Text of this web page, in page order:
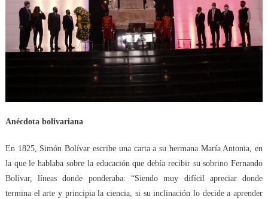
Anécdota bolivariana
En 1825, Simón Bolívar escribe una carta a su hermana María Antonia, en
la que le hablaba sobre la educación que debía recibir su sobrino Fernando
Bolívar, líneas donde ponderaba: “Siendo muy difícil apreciar donde
termina el arte y principia la ciencia, si su inclinación lo decide a aprender